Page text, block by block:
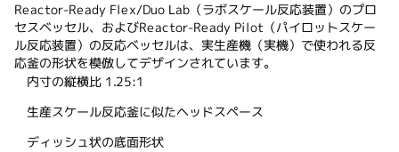
Reactor-Ready Flex/Duo Lab（ラボスケール反応装置）のプロ
セスベッセル、およびReactor-Ready Pilot（パイロットスケー
ル反応装置）の反応ベッセルは、実生産機（実機）で使われる反
応釜の形状を模倣してデザインされています。
内寸の縦横比 1.25:1
生産スケール反応釜に似たヘッドスペース
ディッシュ状の底面形状